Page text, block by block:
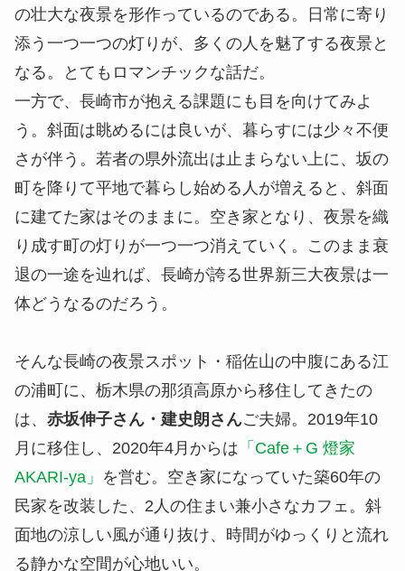
の壮大な夜景を形作っているのである。日常に寄り
添う一つ一つの灯りが、多くの人を魅了する夜景と
なる。とてもロマンチックな話だ。
一方で、長崎市が抱える課題にも目を向けてみよ
う。斜面は眺めるには良いが、暮らすには少々不便
さが伴う。若者の県外流出は止まらない上に、坂の
町を降りて平地で暮らし始める人が増えると、斜面
に建てた家はそのままに。空き家となり、夜景を織
り成す町の灯りが一つ一つ消えていく。このまま衰
退の一途を辿れば、長崎が誇る世界新三大夜景は一
体どうなるのだろう。
そんな長崎の夜景スポット・稲佐山の中腹にある江
の浦町に、栃木県の那須高原から移住してきたの
は、 赤坂伸子さん・建史朗さんご夫婦。2019年10
月に移住し、2020年4月からは 「Cafe＋G 燈家
AKARI-ya」 を営む。空き家になっていた築60年の
民家を改装した、2人の住まい兼小さなカフェ。斜
面地の涼しい風が通り抜け、時間がゆっくりと流れ
る静かな空間が心地いい。